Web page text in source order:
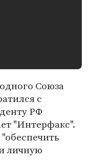
Союза
с
РФ
"Интерфакс".
личную